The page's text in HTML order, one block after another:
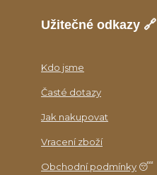
Užitečné odkazy 🔗
Kdo jsme
Časté dotazy
Jak nakupovat
Vracení zboží
Obchodní podmínky 😴